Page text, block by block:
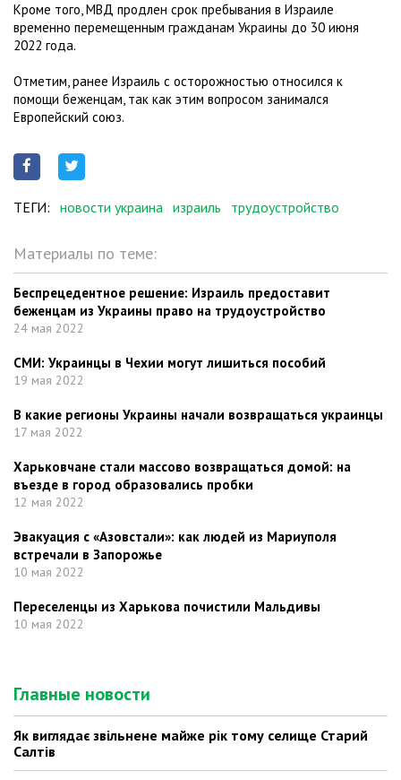
Кроме того, МВД продлен срок пребывания в Израиле
временно перемещенным гражданам Украины до 30 июня
2022 года.
Отметим, ранее Израиль с осторожностью относился к
помощи беженцам, так как этим вопросом занимался
Европейский союз.
ТЕГИ: новости украина израиль трудоустройство
Материалы по теме:
Беспрецедентное решение: Израиль предоставит
беженцам из Украины право на трудоустройство
24 мая 2022
СМИ: Украинцы в Чехии могут лишиться пособий
19 мая 2022
В какие регионы Украины начали возвращаться украинцы
17 мая 2022
Харьковчане стали массово возвращаться домой: на
въезде в город образовались пробки
12 мая 2022
Эвакуация с «Азовстали»: как людей из Мариуполя
встречали в Запорожье
10 мая 2022
Переселенцы из Харькова почистили Мальдивы
10 мая 2022
Главные новости
Як виглядає звільнене майже рік тому селище Старий
Салтів